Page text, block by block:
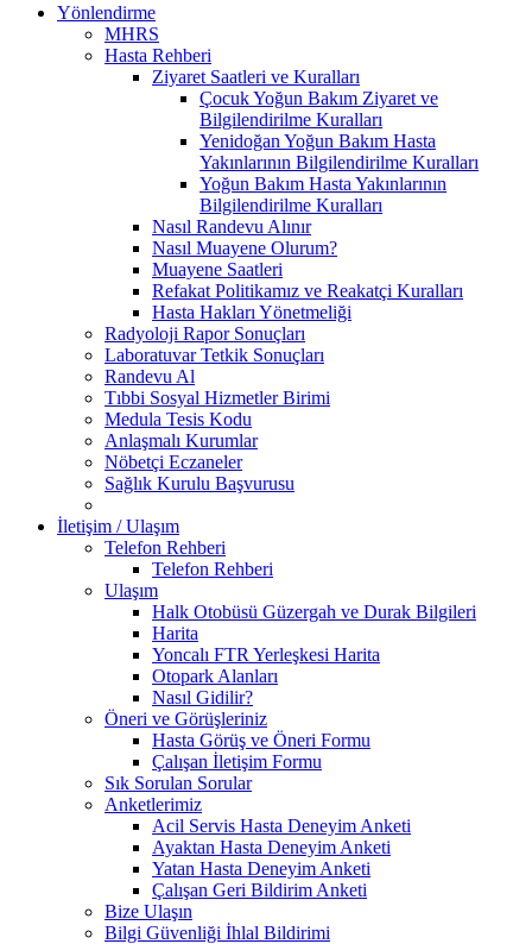
Yönlendirme
MHRS
Hasta Rehberi
Ziyaret Saatleri ve Kuralları
Çocuk Yoğun Bakım Ziyaret ve
Bilgilendirilme Kuralları
Yenidoğan Yoğun Bakım Hasta
Yakınlarının Bilgilendirilme Kuralları
Yoğun Bakım Hasta Yakınlarının
Bilgilendirilme Kuralları
Nasıl Randevu Alınır
Nasıl Muayene Olurum?
Muayene Saatleri
Refakat Politikamız ve Reakatçi Kuralları
Hasta Hakları Yönetmeliği
Radyoloji Rapor Sonuçları
Laboratuvar Tetkik Sonuçları
Randevu Al
Tıbbi Sosyal Hizmetler Birimi
Medula Tesis Kodu
Anlaşmalı Kurumlar
Nöbetçi Eczaneler
Sağlık Kurulu Başvurusu
İletişim / Ulaşım
Telefon Rehberi
Telefon Rehberi
Ulaşım
Halk Otobüsü Güzergah ve Durak Bilgileri
Harita
Yoncalı FTR Yerleşkesi Harita
Otopark Alanları
Nasıl Gidilir?
Öneri ve Görüşleriniz
Hasta Görüş ve Öneri Formu
Çalışan İletişim Formu
Sık Sorulan Sorular
Anketlerimiz
Acil Servis Hasta Deneyim Anketi
Ayaktan Hasta Deneyim Anketi
Yatan Hasta Deneyim Anketi
Çalışan Geri Bildirim Anketi
Bize Ulaşın
Bilgi Güvenliği İhlal Bildirimi